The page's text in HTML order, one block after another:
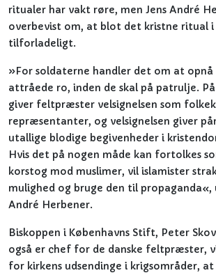
ritualer har vakt røre, men Jens André
overbevist om, at blot det kristne ritual i
tilforladeligt.
»For soldaterne handler det om at
attråede ro, inden de skal på patrulje.
giver feltpræster velsignelsen som
repræsentanter, og velsignelsen giver
utallige blodige begivenheder i
Hvis det på nogen måde kan fortolkes
korstog mod muslimer, vil islamister
mulighed og bruge den til propaganda«,
André Herbener.
Biskoppen i Københavns Stift, Peter
også er chef for de danske feltpræster,
for kirkens udsendinge i krigsområder,